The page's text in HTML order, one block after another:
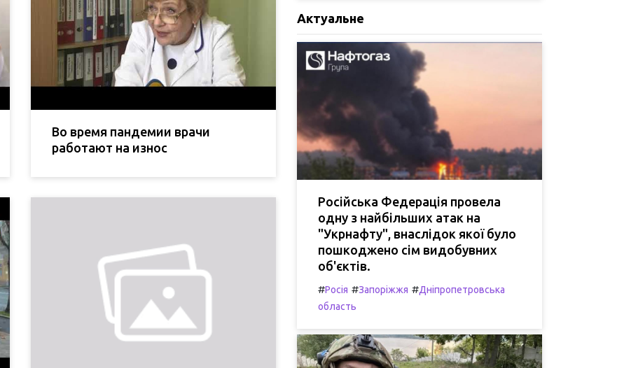
Во время пандемии врачи
работают на износ
Актуальне
Російська Федерація провела
одну з найбільших атак на
"Укрнафту", внаслідок якої було
пошкоджено сім видобувних
об'єктів.
#Росія #Запоріжжя #Дніпропетровська
область